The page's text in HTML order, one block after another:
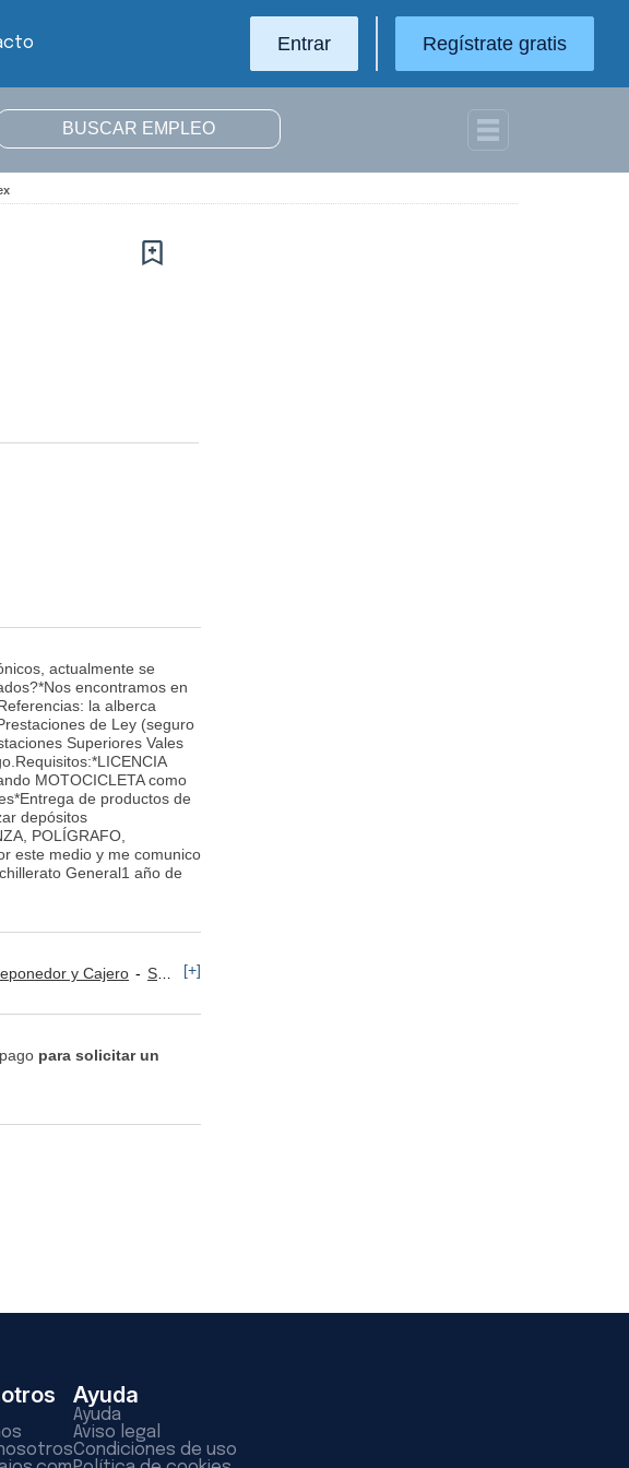
Entrar Regístrate gratis
actualmente se
encontramos en
la alberca
de Ley (seguro
Superiores Vales
MOTOCICLETA como
de productos de
depósitos
POLÍGRAFO,
este medio y me comunico
General1 año de
y Cajero Servicios: Otros [+]
para solicitar un
Ayuda
Ayuda
Aviso legal
Condiciones de uso